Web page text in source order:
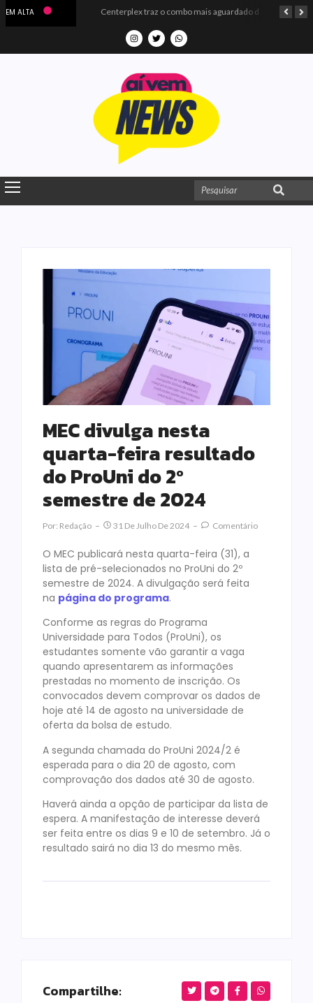
EM ALTA
MEC divulga nesta
quarta-feira resultado
do ProUni do 2º
semestre de 2024
Por: Redação 31 De Julho De 2024 Comentário
O MEC publicará nesta quarta-feira (31), a
lista de pré-selecionados no ProUni do 2º
semestre de 2024. A divulgação será feita
na página do programa.
Conforme as regras do Programa
Universidade para Todos (ProUni), os
estudantes somente vão garantir a vaga
quando apresentarem as informações
prestadas no momento de inscrição. Os
convocados devem comprovar os dados de
hoje até 14 de agosto na universidade de
oferta da bolsa de estudo.
A segunda chamada do ProUni 2024/2 é
esperada para o dia 20 de agosto, com
comprovação dos dados até 30 de agosto.
Haverá ainda a opção de participar da lista de
espera. A manifestação de interesse deverá
ser feita entre os dias 9 e 10 de setembro. Já o
resultado sairá no dia 13 do mesmo mês.
Compartilhe: